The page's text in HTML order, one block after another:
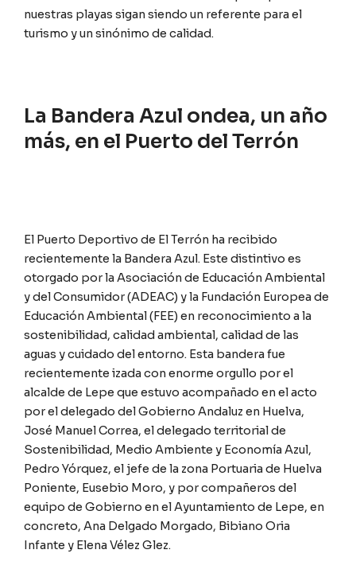
nuestras playas sigan siendo un referente para el
turismo y un sinónimo de calidad.
La Bandera Azul ondea, un año
más, en el Puerto del Terrón
El Puerto Deportivo de El Terrón ha recibido
recientemente la Bandera Azul. Este distintivo es
otorgado por la Asociación de Educación Ambiental
y del Consumidor (ADEAC) y la Fundación Europea de
Educación Ambiental (FEE) en reconocimiento a la
sostenibilidad, calidad ambiental, calidad de las
aguas y cuidado del entorno. Esta bandera fue
recientemente izada con enorme orgullo por el
alcalde de Lepe que estuvo acompañado en el acto
por el delegado del Gobierno Andaluz en Huelva,
José Manuel Correa, el delegado territorial de
Sostenibilidad, Medio Ambiente y Economía Azul,
Pedro Yórquez, el jefe de la zona Portuaria de Huelva
Poniente, Eusebio Moro, y por compañeros del
equipo de Gobierno en el Ayuntamiento de Lepe, en
concreto, Ana Delgado Morgado, Bibiano Oria
Infante y Elena Vélez Glez.